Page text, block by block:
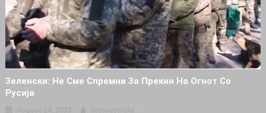
Зеленски: Не Сме Спремни За Прекин На Огнот Со
Русија